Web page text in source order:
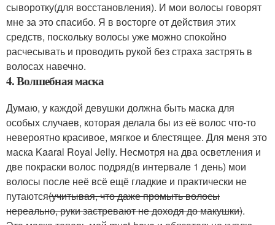
сыворотку(для восстановления). И мои волосы говорят
мне за это спасибо. Я в восторге от действия этих
средств, поскольку волосы уже можно спокойно
расчесывать и проводить рукой без страха застрять в
волосах навечно.
4. Волшебная маска
Думаю, у каждой девушки должна быть маска для
особых случаев, которая делала бы из её волос что-то
невероятно красивое, мягкое и блестящее. Для меня это
маска Kaaral Royal Jelly. Несмотря на два осветления и
две покраски волос подряд(в интервале 1 день) мои
волосы после неё всё ещё гладкие и практически не
путаются(учитывая, что даже промыть волосы
нереально, руки застревают не доходя до макушки).